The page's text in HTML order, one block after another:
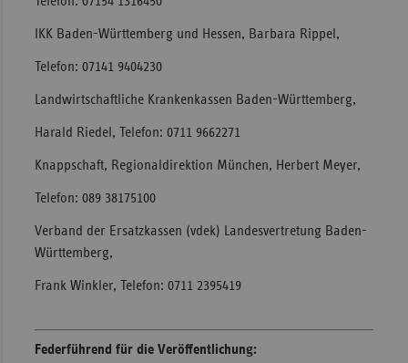
IKK Baden-Württemberg und Hessen, Barbara Rippel,
Telefon: 07141 9404230
Landwirtschaftliche Krankenkassen Baden-Württemberg,
Harald Riedel, Telefon: 0711 9662271
Knappschaft, Regionaldirektion München, Herbert Meyer,
Telefon: 089 38175100
Verband der Ersatzkassen (vdek) Landesvertretung Baden-
Württemberg,
Frank Winkler, Telefon: 0711 2395419
Federführend für die Veröffentlichung: